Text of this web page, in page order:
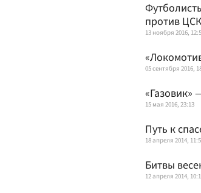
против
13 ноября 2016,
05 сентября 2016,
«Газовик»
15 мая 2016, 23:13
Путь к
18 апреля 2014,
Битвы
12 апреля 2014,